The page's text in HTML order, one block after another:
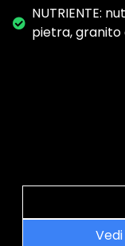
NUTRIENTE:
pietra, granito